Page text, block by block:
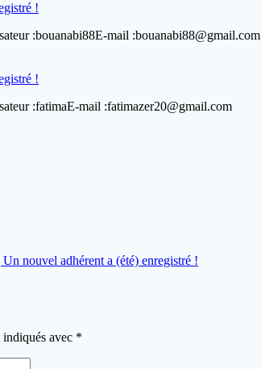
!
:bouanabi88E-mail :bouanabi88@gmail.com
!
:fatimaE-mail :fatimazer20@gmail.com
nouvel adhérent a (été) enregistré !
avec *